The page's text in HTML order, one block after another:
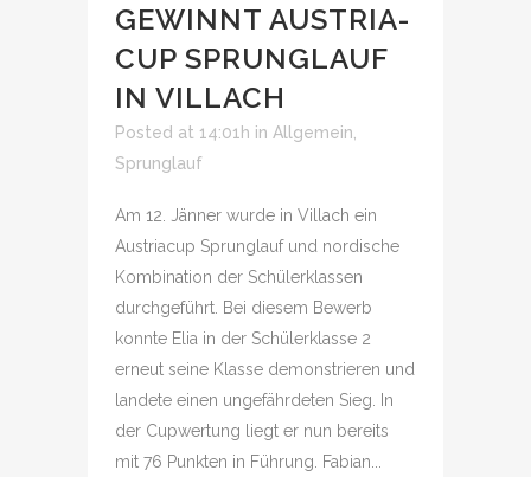
GEWINNT AUSTRIA-
CUP SPRUNGLAUF
IN VILLACH
Posted at 14:01h in Allgemein
Sprunglauf
Am 12. Jänner wurde in Villach ein
Austriacup Sprunglauf und nordische
Kombination der Schülerklassen
durchgeführt. Bei diesem Bewerb
konnte Elia in der Schülerklasse 2
erneut seine Klasse demonstrieren und
landete einen ungefährdeten Sieg. In
der Cupwertung liegt er nun bereits
mit 76 Punkten in Führung. Fabian...